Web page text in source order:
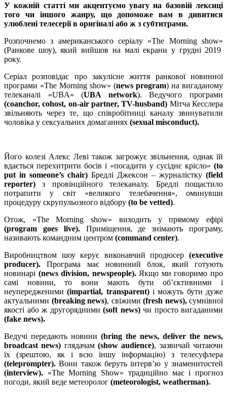
У кожній статті ми акцентуємо увагу на базовій лексиці
того чи іншого жанру, що допоможе вам в дивитися
улюблені телесерії в оригіналі або ж з субтитрами.
Розпочнемо з американського серіалу «The Morning show»
(Ранкове шоу), який вийшов на малі екрани у грудні 2019
року.
Серіал розповідає про закулісне життя ранкової новинної
програми «The Morning show» (news program) на вигаданому
телеканалі «UBA» (UBA network). Ведучого програми
(coanchor,cohost, on-air partner, TV-husband) Мітча Кесслера
звільняють через те, що співробітниці каналу звинуватили
чоловіка у сексуальних домаганнях (sexual misconduct).
Його колезі Алекс Леві також загрожує звільнення, однак їй
вдається перехитрити босів і «посадити у сусіднє крісло» (to
put in someone’s chair) Бредлі Джексон – журналістку (field
reporter)
з провінційного телеканалу. Бредлі пощастило
потрапити у світ «великого телебачення», оминувши
процедуру скрупульозного відбору (to be vetted).
Отож, «The Morning show» виходить у прямому ефірі
(program goes live).
Приміщення, де знімають програму,
називають командним центром (command center).
Виробництвом шоу керує виконавчийпродюсер (executive
producer).Програма
має новинний блок, який готують
новинарі (news division, newspeople). Якщо ми говоримо про
самі новини, то вони мають бути об’єктивними і
неупередженими(impartial, transparent)і можуть бути дуже
актуальними (breaking news), свіжими (fresh news),cумнівної
якості або ж другорядними (soft news)чи просто вигаданими
(fake news).
Ведучі передають новини (bring the news, deliver the news,
broadcast news) глядачам(show audience), зазвичай читаючи
їх (зрештою, як і всю іншу інформацію) з телесуфлера
(teleprompter). Вони також беруть інтерв’ю у знаменитостей
(interview). «The Morning Show» традиційно має і прогноз
погоди, який веде метеоролог (meteorologist, weatherman).